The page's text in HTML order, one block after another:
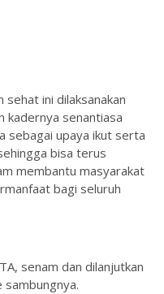
sehat ini dilaksanakan
kadernya senantiasa
sebagai upaya ikut serta
bisa terus
membantu masyarakat
bagi seluruh
senam dan dilanjutkan